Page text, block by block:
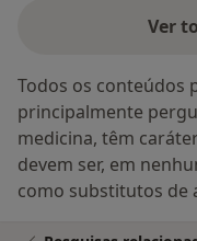
Ver
Todos os conteúdos
principalmente
medicina, têm
devem ser, em
como substitutos de